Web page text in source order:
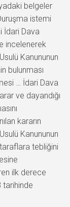
belgeler
istemi
İdari Dava
incelenerek
Kanununun
bulunması
… İdari Dava
ve dayandığı
kararın
Kanununun
tebliğini
ilk derece